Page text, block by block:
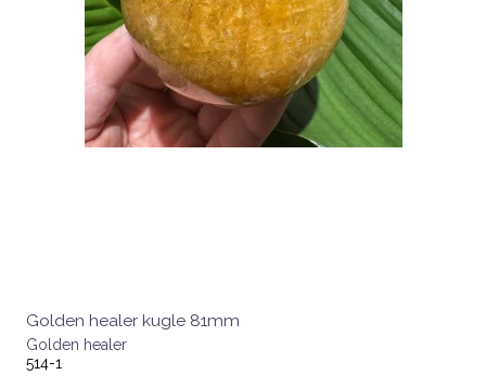
Golden healer kugle 81mm
Golden healer
514-1